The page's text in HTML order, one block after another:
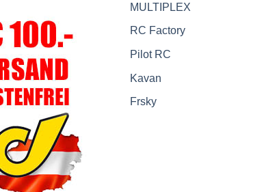
MULTIPLEX
RC Factory
Pilot RC
Kavan
Frsky